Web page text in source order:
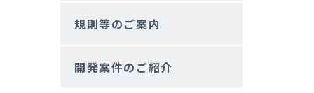
規則等のご案内
開発案件のご紹介